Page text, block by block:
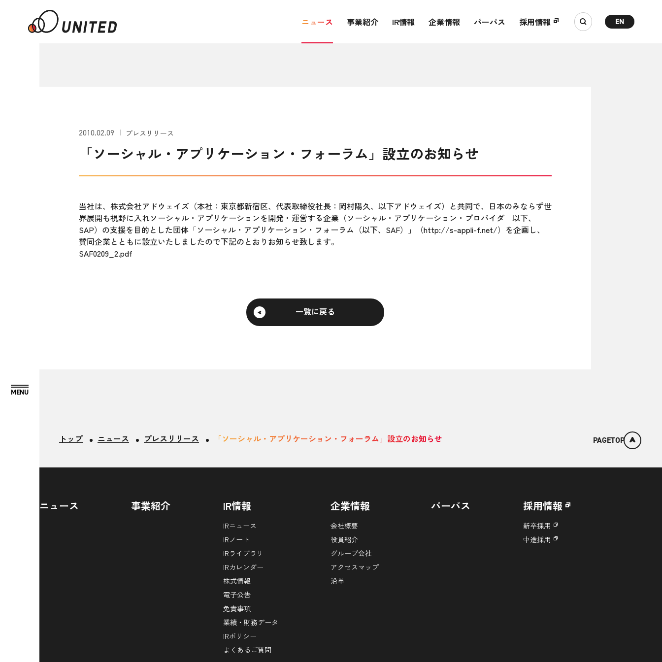
ニュース 事業紹介 IR情報 企業情報 パーパス 採用情報 EN
2010.02.09 プレスリリース
「ソーシャル・アプリケーション・フォーラム」設立のお知らせ
当社は、株式会社アドウェイズ（本社：東京都新宿区、代表取締役社長：岡村陽久、以下アドウェイズ）と共同で、日本のみならず世
界展開も視野に入れソーシャル・アプリケーションを開発・運営する企業（ソーシャル・アプリケーション・プロバイダ 以下、
SAP）の支援を目的とした団体「ソーシャル・アプリケーション・フォーラム （以下、SAF）」（http://s-appli-f.net/）を企画し、
賛同企業とともに設立いたしましたので下記のとおりお知らせ致します。
SAF0209_2.pdf
一覧に戻る
トップ ニュース プレスリリース 「ソーシャル・アプリケーション・フォーラム」設立のお知らせ PAGETOP
ニュース 事業紹介 IR情報
IRニュース
IRノート
IRライブラリ
IRカレンダー
株式情報
電子公告
免責事項
業績・財務データ
IRポリシー
よくあるご質問
企業情報
会社概要
役員紹介
グループ会社
アクセスマップ
沿革
パーパス 採用情報
新卒採用
中途採用